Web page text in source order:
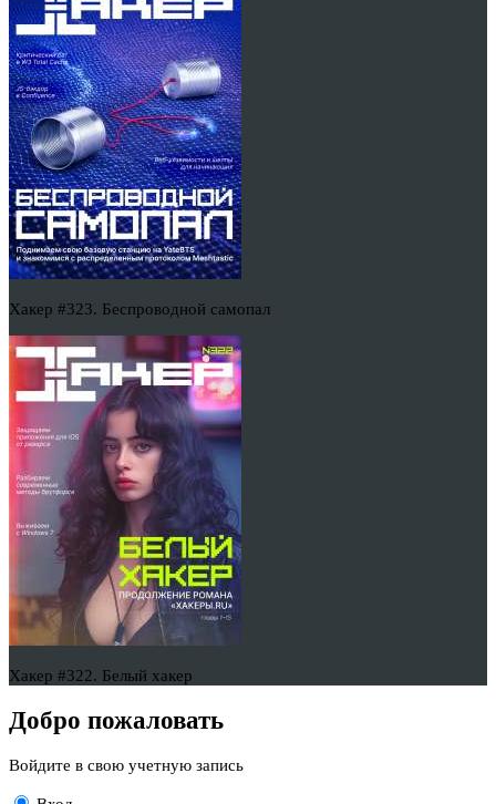
Хакер #323. Беспроводной самопал
Хакер #322. Белый хакер
Добро пожаловать
Войдите в свою учетную запись